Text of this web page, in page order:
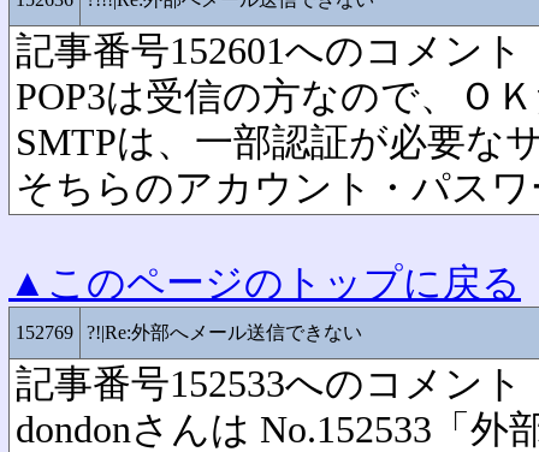
記事番号152601へのコメント
POP3は受信の方なので、Ｏ
SMTPは、一部認証が必要な
そちらのアカウント・パス
▲このページのトップに戻る
152769 ?!|Re:外部へメール送信できない
記事番号152533へのコメント
dondonさんは No.152533「